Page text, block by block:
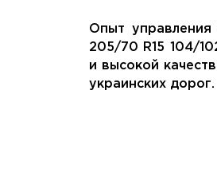
Опыт
205/70 R15 104/
и высокой
украинских дорог.